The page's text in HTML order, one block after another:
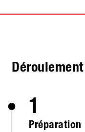
1
Préparation